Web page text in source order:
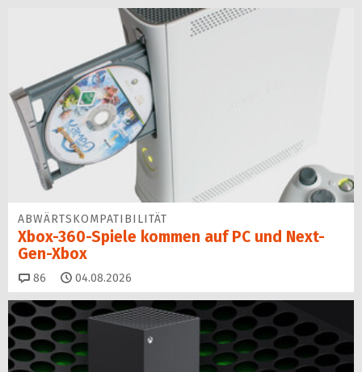
ABWÄRTSKOMPATIBILITÄT
Xbox-360-Spiele kommen auf PC und Next-
Gen-Xbox
86 Kommentare
04.08.2026